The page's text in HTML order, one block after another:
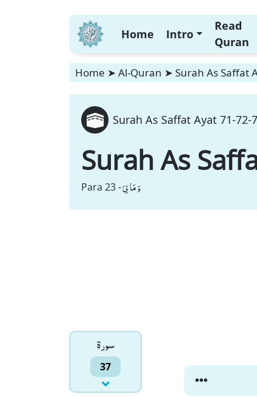
Home Intro
Read
Quran
Home ➤ Al-Quran ➤ Surah As Saffat
Surah As Saffat Ayat 71-
Surah As
Para 23 -وَ مَا لِیَ
سورۃ
37